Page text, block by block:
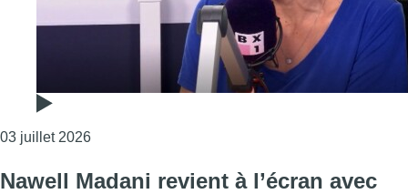
03 juillet 2026Consulter l'article "Caroline Désir, très critique
Nawell Madani revient à l’écran avec